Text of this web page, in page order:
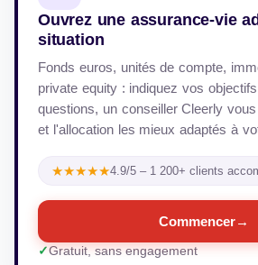
Ouvrez une assurance-vie
situation
Fonds euros, unités de compte,
private equity : indiquez vos
questions, un conseiller Cleerly
et l'allocation les mieux adaptés à
★★★★★4.9/5 – 1 200+ clients
Commencer→
Gratuit, sans engagement